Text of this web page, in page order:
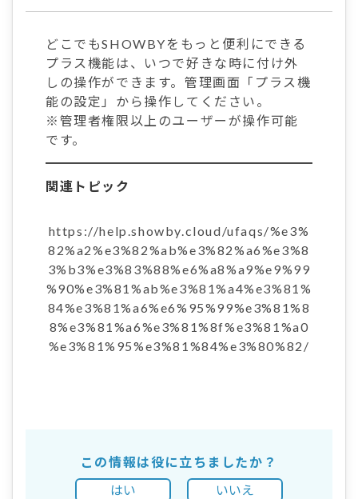
どこでもSHOWBYをもっと便利にできる
プラス機能は、いつで好きな時に付け外
しの操作ができます。管理画面「プラス機
能の設定」から操作してください。
※管理者権限以上のユーザーが操作可能
です。
関連トピック
https://help.showby.cloud/ufaqs/%e3%
82%a2%e3%82%ab%e3%82%a6%e3%8
3%b3%e3%83%88%e6%a8%a9%e9%99
%90%e3%81%ab%e3%81%a4%e3%81%
84%e3%81%a6%e6%95%99%e3%81%8
8%e3%81%a6%e3%81%8f%e3%81%a0
%e3%81%95%e3%81%84%e3%80%82/
この情報は役に立ちましたか？
はい
いいえ